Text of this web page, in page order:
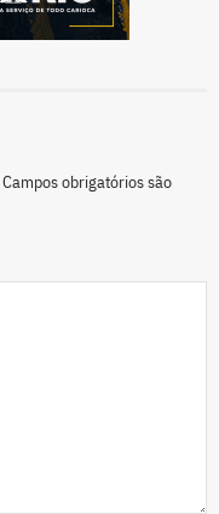
Campos obrigatórios são